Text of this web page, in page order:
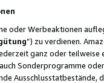
oder Werbeaktionen
”) zu verdienen.
ganz oder
Sonderprogramme
Ausschlusstatbestände,